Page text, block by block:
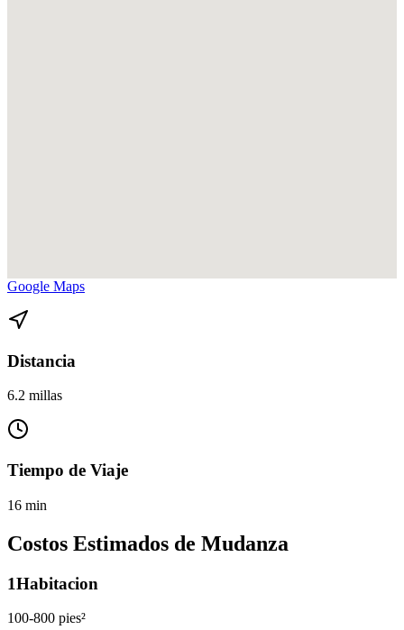
Google Maps
Distancia
6.2 millas
Tiempo de Viaje
16 min
Costos Estimados de Mudanza
1Habitacion
100-800 pies²